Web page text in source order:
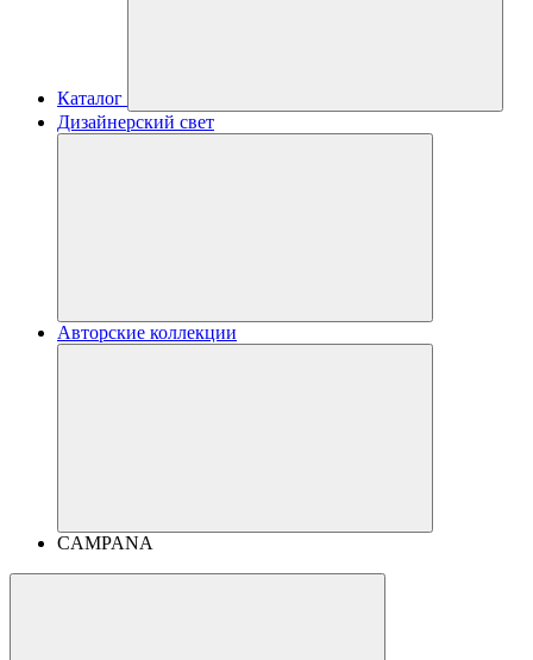
Каталог
Дизайнерский свет
Авторские коллекции
CAMPANA